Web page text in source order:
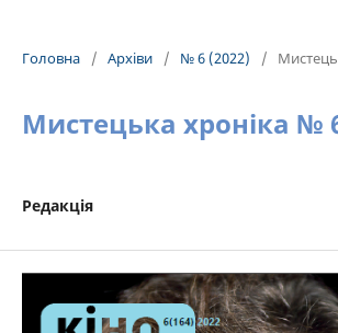
Головна / Архіви / № 6 (2022) /
Мистецька хроніка №
Редакція